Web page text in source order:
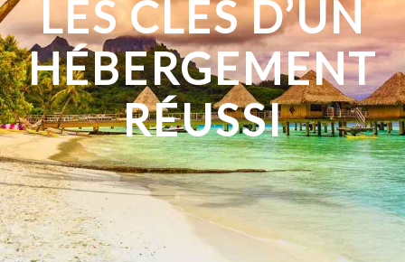
LES CLÉS D’UN
HÉBERGEMENT
RÉUSSI